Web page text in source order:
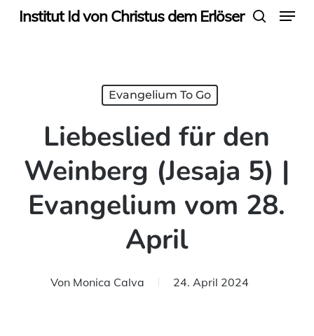
SkipInstitut Id von Christus dem Erlöser Menu
Evangelium To Go
Liebeslied für den
Weinberg (Jesaja 5) |
Evangelium vom 28.
April
Von Monica Calva 24. April 2024